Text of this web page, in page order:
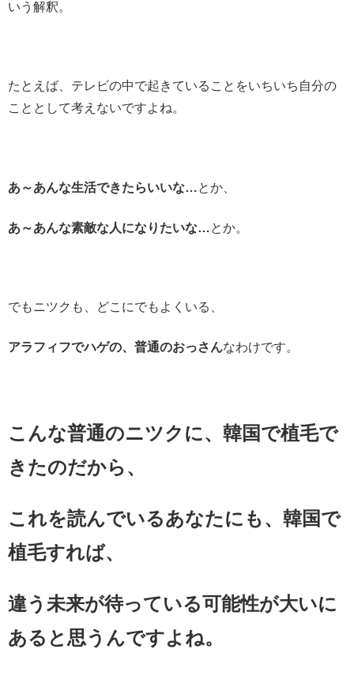
いう解釈。
たとえば、テレビの中で起きていることをいちいち自分の
こととして考えないですよね。
あ～あんな生活できたらいいな…とか、
あ～あんな素敵な人になりたいな…とか。
でもニツクも、どこにでもよくいる、
アラフィフでハゲの、普通のおっさんなわけです。
こんな普通のニツクに、韓国で植毛で
きたのだから、
これを読んでいるあなたにも、韓国で
植毛すれば、
違う未来が待っている可能性が大いに
あると思うんですよね。